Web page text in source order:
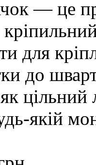
— це
для
до
цільний
якій